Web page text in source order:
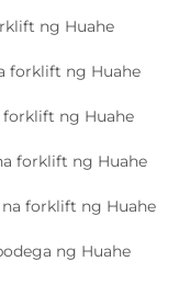
ng Huahe
forklift ng Huahe
forklift ng Huahe
forklift ng Huahe
forklift ng Huahe
ng Huahe